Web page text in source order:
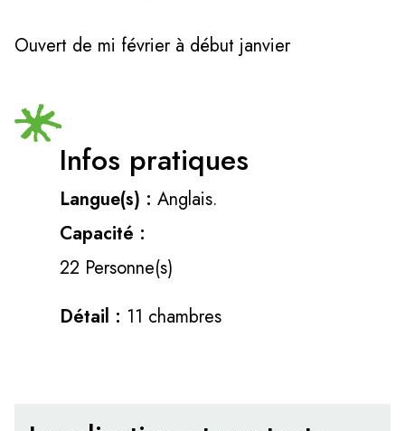
Ouvert de mi février à début janvier
Infos pratiques
Langue(s) : Anglais.
Capacité :
22 Personne(s)
Détail : 11 chambres